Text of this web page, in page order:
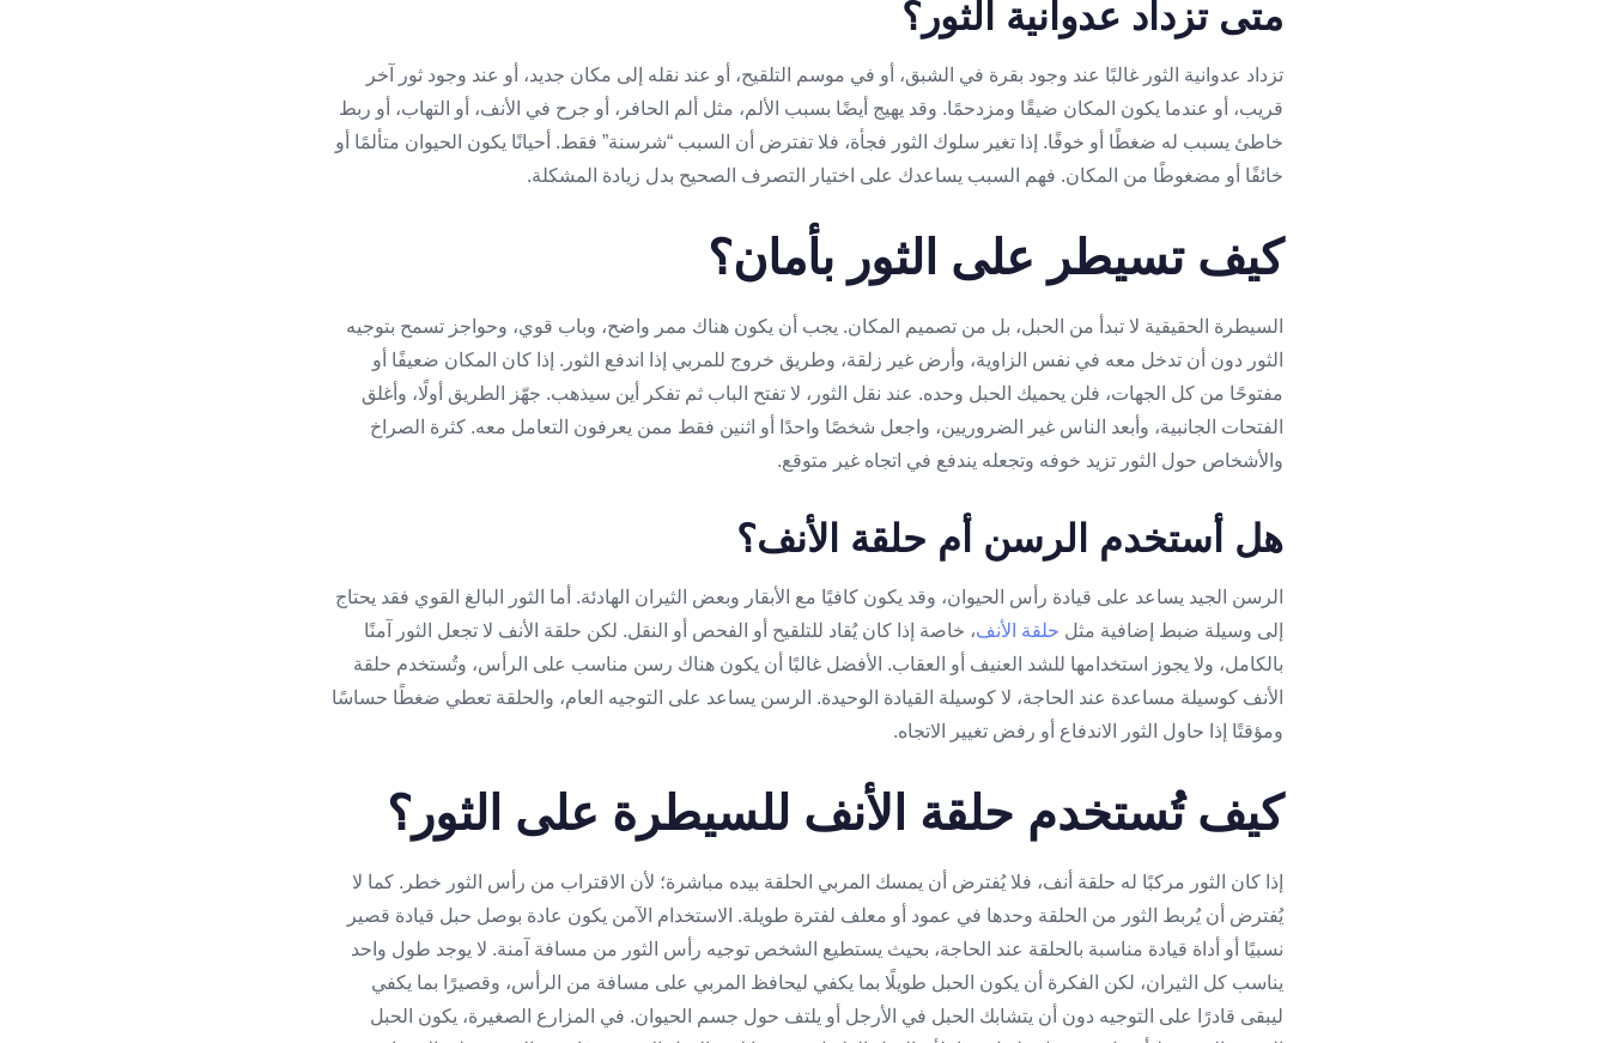
متى تزداد عدوانية الثور؟
تزداد عدوانية الثور غالبًا عند وجود بقرة في الشبق، أو في موسم التلقيح، أو عند نقله إلى مكان جديد، أو عند وجود ثور آخر
قريب، أو عندما يكون المكان ضيقًا ومزدحمًا. وقد يهيج أيضًا بسبب الألم، مثل ألم الحافر، أو جرح في الأنف، أو التهاب، أو ربط
خاطئ يسبب له ضغطًا أو خوفًا. إذا تغير سلوك الثور فجأة، فلا تفترض أن السبب “شرسنة” فقط. أحيانًا يكون الحيوان متألمًا أو
خائفًا أو مضغوطًا من المكان. فهم السبب يساعدك على اختيار التصرف الصحيح بدل زيادة المشكلة.
كيف تسيطر على الثور بأمان؟
السيطرة الحقيقية لا تبدأ من الحبل، بل من تصميم المكان. يجب أن يكون هناك ممر واضح، وباب قوي، وحواجز تسمح بتوجيه
الثور دون أن تدخل معه في نفس الزاوية، وأرض غير زلقة، وطريق خروج للمربي إذا اندفع الثور. إذا كان المكان ضعيفًا أو
مفتوحًا من كل الجهات، فلن يحميك الحبل وحده. عند نقل الثور، لا تفتح الباب ثم تفكر أين سيذهب. جهّز الطريق أولًا، وأغلق
الفتحات الجانبية، وأبعد الناس غير الضروريين، واجعل شخصًا واحدًا أو اثنين فقط ممن يعرفون التعامل معه. كثرة الصراخ
والأشخاص حول الثور تزيد خوفه وتجعله يندفع في اتجاه غير متوقع.
هل أستخدم الرسن أم حلقة الأنف؟
الرسن الجيد يساعد على قيادة رأس الحيوان، وقد يكون كافيًا مع الأبقار وبعض الثيران الهادئة. أما الثور البالغ القوي فقد يحتاج
إلى وسيلة ضبط إضافية مثل حلقة الأنف، خاصة إذا كان يُقاد للتلقيح أو الفحص أو النقل. لكن حلقة الأنف لا تجعل الثور آمنًا
بالكامل، ولا يجوز استخدامها للشد العنيف أو العقاب. الأفضل غالبًا أن يكون هناك رسن مناسب على الرأس، وتُستخدم حلقة
الأنف كوسيلة مساعدة عند الحاجة، لا كوسيلة القيادة الوحيدة. الرسن يساعد على التوجيه العام، والحلقة تعطي ضغطًا حساسًا
ومؤقتًا إذا حاول الثور الاندفاع أو رفض تغيير الاتجاه.
كيف تُستخدم حلقة الأنف للسيطرة على الثور؟
إذا كان الثور مركبًا له حلقة أنف، فلا يُفترض أن يمسك المربي الحلقة بيده مباشرة؛ لأن الاقتراب من رأس الثور خطر. كما لا
يُفترض أن يُربط الثور من الحلقة وحدها في عمود أو معلف لفترة طويلة. الاستخدام الآمن يكون عادة بوصل حبل قيادة قصير
نسبيًا أو أداة قيادة مناسبة بالحلقة عند الحاجة، بحيث يستطيع الشخص توجيه رأس الثور من مسافة آمنة. لا يوجد طول واحد
يناسب كل الثيران، لكن الفكرة أن يكون الحبل طويلًا بما يكفي ليحافظ المربي على مسافة من الرأس، وقصيرًا بما يكفي
ليبقى قادرًا على التوجيه دون أن يتشابك الحبل في الأرجل أو يلتف حول جسم الحيوان. في المزارع الصغيرة، يكون الحبل